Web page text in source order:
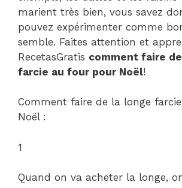
marient très bien, vous savez
pouvez expérimenter comme
semble. Faites attention et
RecetasGratis comment faire
farcie au four pour Noël!
Comment faire de la longe
Noël :
1
Quand on va acheter la longe,